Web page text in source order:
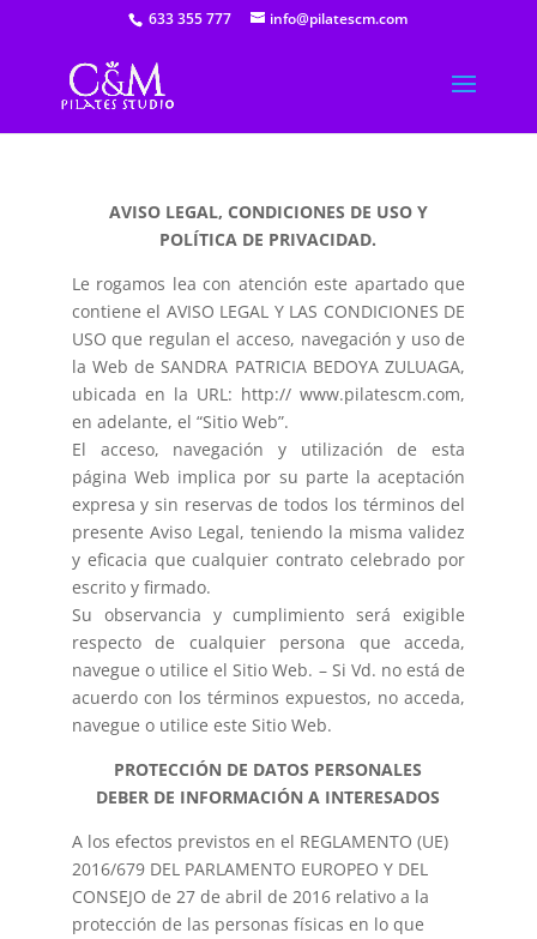
633 355 777 info@pilatescm.com
AVISO LEGAL, CONDICIONES DE USO Y
POLÍTICA DE PRIVACIDAD.
Le rogamos lea con atención este apartado que
contiene el AVISO LEGAL Y LAS CONDICIONES DE
USO que regulan el acceso, navegación y uso de
la Web de SANDRA PATRICIA BEDOYA ZULUAGA,
ubicada en la URL: http:// www.pilatescm.com,
en adelante, el “Sitio Web”.
El acceso, navegación y utilización de esta
página Web implica por su parte la aceptación
expresa y sin reservas de todos los términos del
presente Aviso Legal, teniendo la misma validez
y eficacia que cualquier contrato celebrado por
escrito y firmado.
Su observancia y cumplimiento será exigible
respecto de cualquier persona que acceda,
navegue o utilice el Sitio Web. – Si Vd. no está de
acuerdo con los términos expuestos, no acceda,
navegue o utilice este Sitio Web.
PROTECCIÓN DE DATOS PERSONALES
DEBER DE INFORMACIÓN A INTERESADOS
A los efectos previstos en el REGLAMENTO (UE)
2016/679 DEL PARLAMENTO EUROPEO Y DEL
CONSEJO de 27 de abril de 2016 relativo a la
protección de las personas físicas en lo que